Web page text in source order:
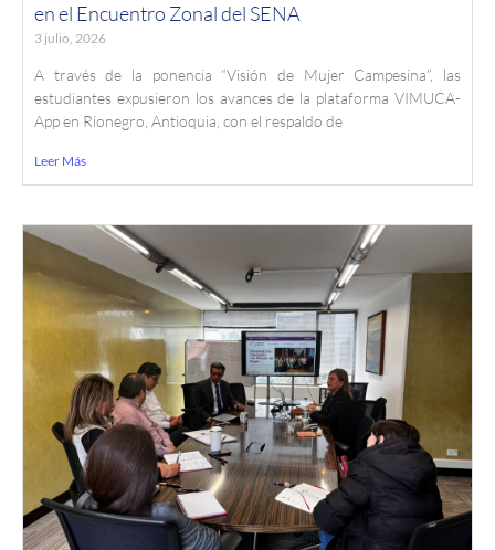
en el Encuentro Zonal del SENA
3 julio, 2026
A través de la ponencia “Visión de Mujer Campesina”, las
estudiantes expusieron los avances de la plataforma VIMUCA-
App en Rionegro, Antioquia, con el respaldo de
Leer Más